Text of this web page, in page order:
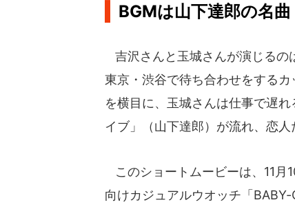
BGMは山下達郎の名
吉沢さんと玉城さんが演じるの
東京・渋谷で待ち合わせをする
を横目に、玉城さんは仕事で遅
イブ」（山下達郎）が流れ、恋
このショートムービーは、11月
向けカジュアルウオッチ「